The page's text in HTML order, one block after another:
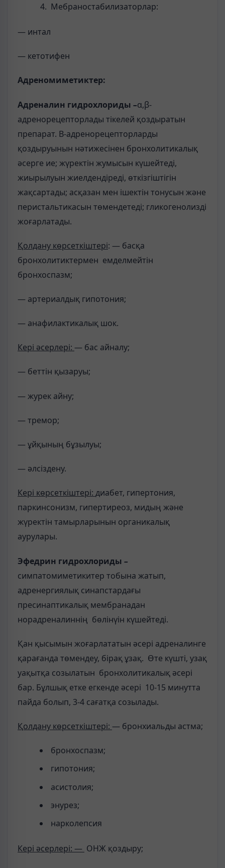
Мебраностабилизаторлар:
— интал
— кетотифен
Адреномиметиктер:
Адреналин гидрохлориды –α,β-
адренорецепторлады тікелей қоздыратын
препарат. Β-адренорецепторларды
қоздыруынын нәтижесінен бронхолитикалық
әсерге ие; жүректін жумысын күшейтеді,
жиырылуын жиелдендіреді, өткізгіштігін
жақсартады; асқазан мен ішектін тонусын және
перистальтикасын төмендетеді; гликогенолизді
жоғарлатады.
Қолдану көрсеткіштері: — басқа
бронхолитиктермен емделмейтін
бронхоспазм;
— артериалдық гипотония;
— анафилактикалық шок.
Кері әсерлері: — бас айналу;
— беттін қызаруы;
— журек айну;
— тремор;
— ұйқының бұзылуы;
— әлсіздену.
Кері көрсеткіштері: диабет, гипертония,
паркинсонизм, гипертиреоз, мидың және
жүректін тамырларынын органикалық
аурулары.
Эфедрин гидрохлориды –
симпатомиметикитер тобына жатып,
адренергиялық синапстардағы
пресинаптикалық мембранадан
норадреналиннің бөлінүін күшейтеді.
Қан қысымын жоғарлататын әсері адреналинге
қарағанда төмендеу, бірақ ұзақ. Өте күшті, узақ
уақытқа созылатын бронхолитикалық әсері
бар. Бұлшық етке егкенде әсері 10-15 минутта
пайда болып, 3-4 сағатқа созылады.
Қолдану көрсеткіштері: — бронхиальды астма;
бронхоспазм;
гипотония;
асистолия;
энурез;
нарколепсия
Кері әсерлері: — ОНЖ қоздыру;